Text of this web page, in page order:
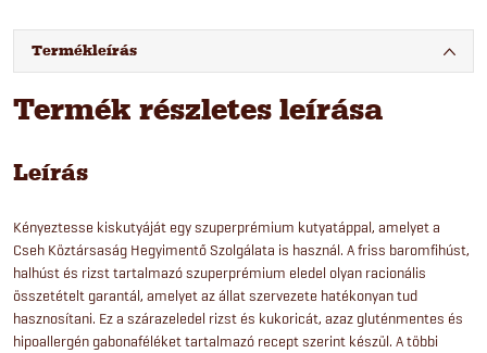
Termékleírás
Termék részletes leírása
Leírás
Kényeztesse kiskutyáját egy szuperprémium kutyatáppal, amelyet a
Cseh Köztársaság Hegyimentő Szolgálata is használ. A friss baromfihúst,
halhúst és rizst tartalmazó szuperprémium eledel olyan racionális
összetételt garantál, amelyet az állat szervezete hatékonyan tud
hasznosítani. Ez a szárazeledel rizst és kukoricát, azaz gluténmentes és
hipoallergén gabonaféléket tartalmazó recept szerint készül. A többi